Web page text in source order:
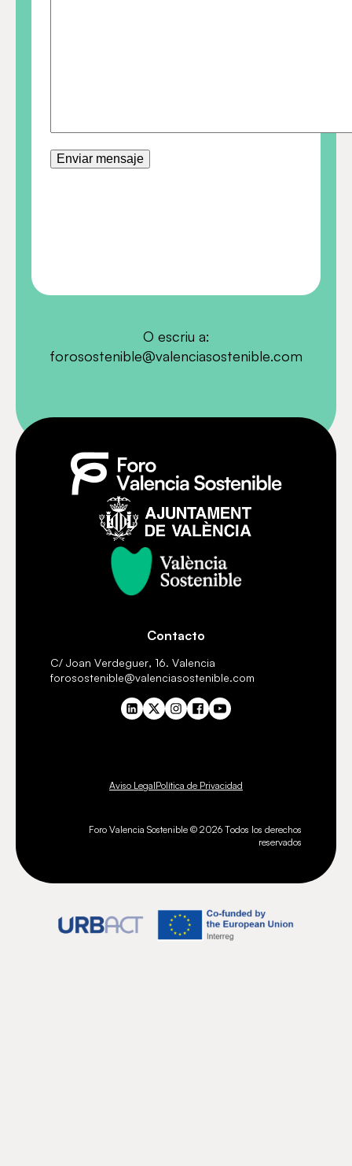
O escriu a:
forosostenible@valenciasostenible.com
Contacto
C/ Joan Verdeguer, 16. Valencia
forosostenible@valenciasostenible.com
Aviso LegalPolítica de Privacidad
Foro Valencia Sostenible © 2026 Todos los derechos
reservados